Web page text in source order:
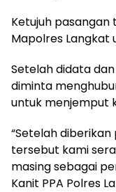
Ketujuh
Mapolres Langkat
Setelah didata
diminta
untuk menjemput
“Setelah
tersebut kami
masing sebagai
Kanit PPA Polres